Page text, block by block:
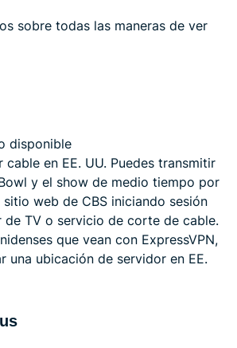
sobre todas las maneras de ver
disponible
cable en EE. UU. Puedes transmitir
y el show de medio tiempo por
web de CBS iniciando sesión
TV o servicio de corte de cable.
que vean con ExpressVPN,
una ubicación de servidor en EE.